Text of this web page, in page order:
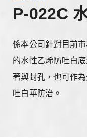
P-022C
係本公司針對目前
的水性乙烯防吐白
著與封孔，也可作
吐白華防治。